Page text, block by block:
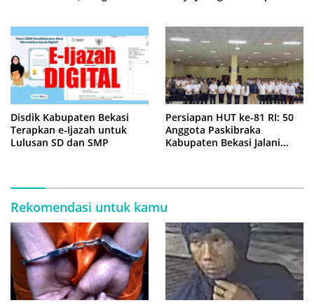
Disdik Kabupaten Bekasi
Terapkan e-Ijazah untuk
Lulusan SD dan SMP
Persiapan HUT ke-81 RI: 50
Anggota Paskibraka
Kabupaten Bekasi Jalani
Rekomendasi untuk kamu